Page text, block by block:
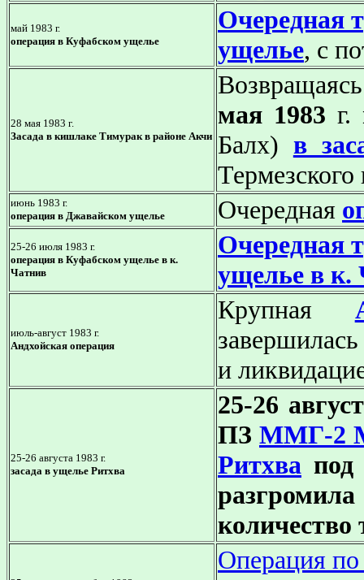
май 1983 г.
операция в Куфабском ущелье
Очередная
ущелье, с
28 мая 1983 г.
Засада в кишлаке Тимурак в районе Акчи
мая 1983 г.
Балх) в
Термезского
июнь 1983 г.
операция в Джавайском ущелье
Очередная
25-26 июля 1983 г.
операция в Куфабском ущелье в к.
Чатнив
Очередная
ущелье в к.
июль-август 1983 г.
Андхойская операция
Крупная
и
25-26 августа 1983 г.
засада в ущелье Ритхва
25-26
ПЗ ММГ-2
Ритхва под
Операция